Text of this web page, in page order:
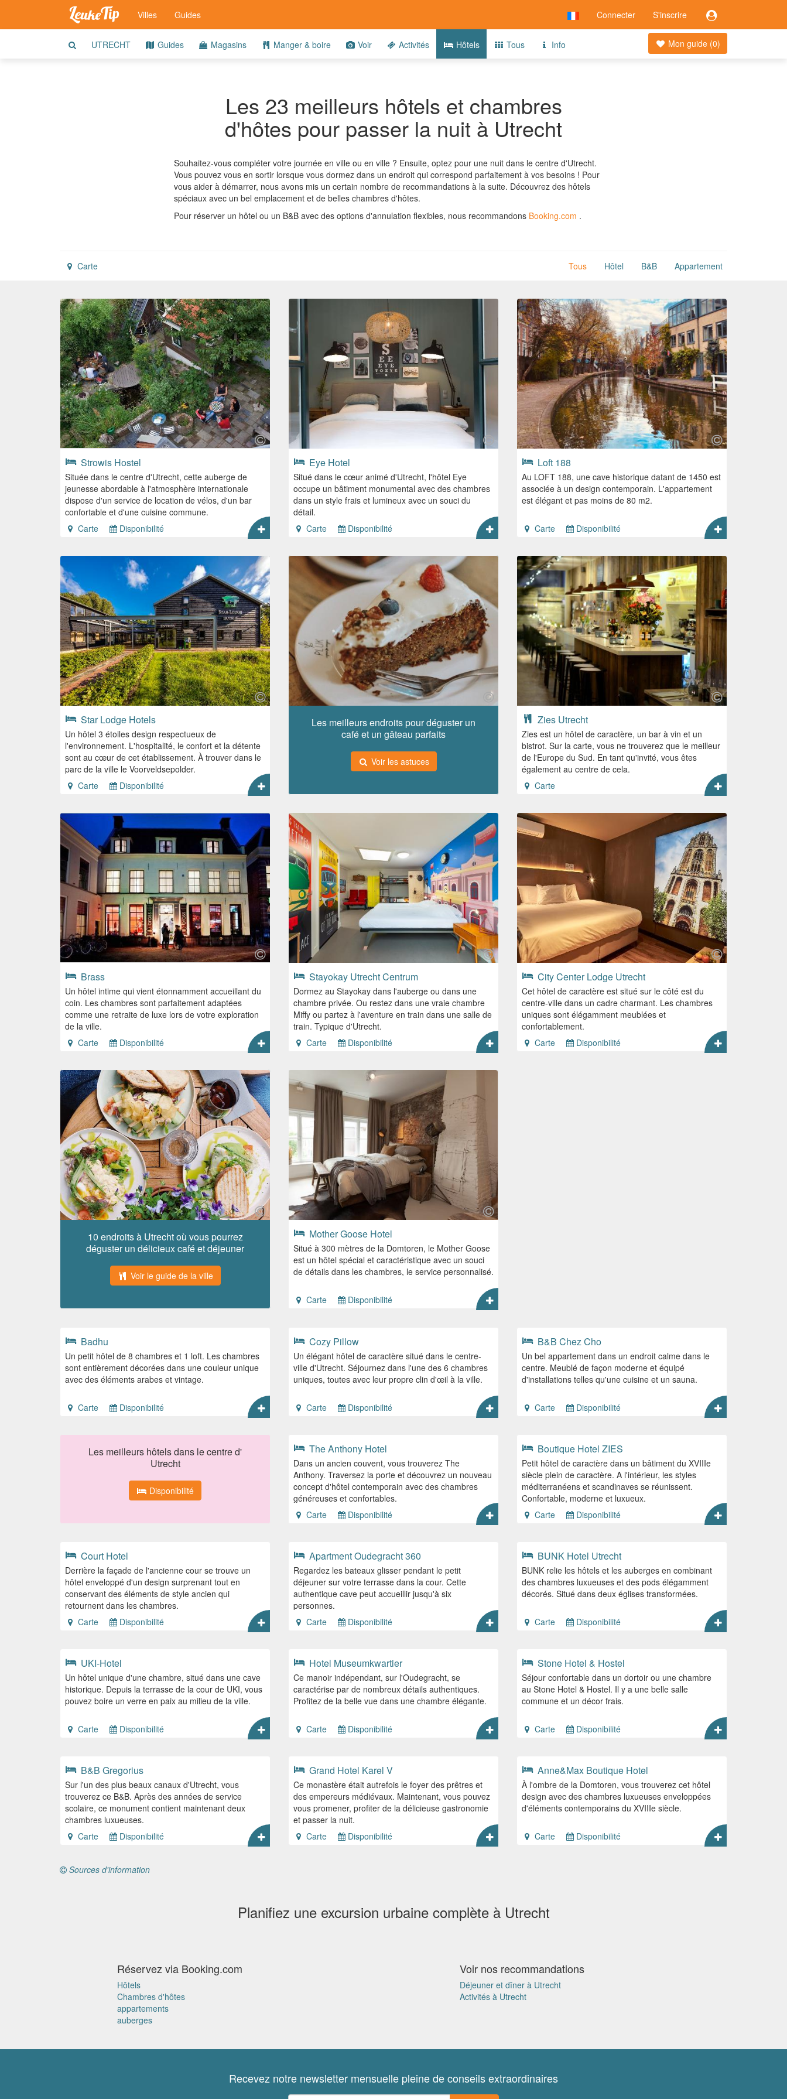
Connecter S'inscrire
Villes Guides
Mon guide (0)
UTRECHT Guides Magasins Manger & boire Voir Activités Hôtels Tous Info
Les 23 meilleurs hôtels et chambres
d'hôtes pour passer la nuit à Utrecht
Souhaitez-vous compléter votre journée en ville ou en ville ? Ensuite, optez pour une nuit dans le centre d'Utrecht.
Vous pouvez vous en sortir lorsque vous dormez dans un endroit qui correspond parfaitement à vos besoins ! Pour
vous aider à démarrer, nous avons mis un certain nombre de recommandations à la suite. Découvrez des hôtels
spéciaux avec un bel emplacement et de belles chambres d'hôtes.
Pour réserver un hôtel ou un B&B avec des options d'annulation flexibles, nous recommandons Booking.com .
Tous Hôtel B&B Appartement
Carte
Strowis Hostel
Située dans le centre d'Utrecht, cette auberge de
jeunesse abordable à l'atmosphère internationale
dispose d'un service de location de vélos, d'un bar
confortable et d'une cuisine commune.
Carte
Disponibilité
Eye Hotel
Situé dans le cœur animé d'Utrecht, l'hôtel Eye
occupe un bâtiment monumental avec des chambres
dans un style frais et lumineux avec un souci du
détail.
Carte
Disponibilité
Loft 188
Au LOFT 188, une cave historique datant de 1450 est
associée à un design contemporain. L'appartement
est élégant et pas moins de 80 m2.
Carte Disponibilité
Star Lodge Hotels
Un hôtel 3 étoiles design respectueux de
l'environnement. L'hospitalité, le confort et la détente
sont au cœur de cet établissement. À trouver dans le
parc de la ville le Voorveldsepolder.
Carte
Disponibilité
Les meilleurs endroits pour déguster un
café et un gâteau parfaits
Voir les astuces
Zies Utrecht
Zies est un hôtel de caractère, un bar à vin et un
bistrot. Sur la carte, vous ne trouverez que le meilleur
de l'Europe du Sud. En tant qu'invité, vous êtes
également au centre de cela.
Carte
Brass
Un hôtel intime qui vient étonnamment accueillant du
coin. Les chambres sont parfaitement adaptées
comme une retraite de luxe lors de votre exploration
de la ville.
Carte
Disponibilité
Stayokay Utrecht Centrum
Dormez au Stayokay dans l'auberge ou dans une
chambre privée. Ou restez dans une vraie chambre
Miffy ou partez à l'aventure en train dans une salle de
train. Typique d'Utrecht.
Carte
Disponibilité
City Center Lodge Utrecht
Cet hôtel de caractère est situé sur le côté est du
centre-ville dans un cadre charmant. Les chambres
uniques sont élégamment meublées et
confortablement.
Carte
Disponibilité
10 endroits à Utrecht où vous pourrez
déguster un délicieux café et déjeuner
Voir le guide de la ville
Mother Goose Hotel
Situé à 300 mètres de la Domtoren, le Mother Goose
est un hôtel spécial et caractéristique avec un souci
de détails dans les chambres, le service personnalisé.
Carte Disponibilité
Badhu
Un petit hôtel de 8 chambres et 1 loft. Les chambres
sont entièrement décorées dans une couleur unique
avec des éléments arabes et vintage.
Carte Disponibilité
Cozy Pillow
Un élégant hôtel de caractère situé dans le centre-
ville d'Utrecht. Séjournez dans l'une des 6 chambres
uniques, toutes avec leur propre clin d'œil à la ville.
Carte Disponibilité
B&B Chez Cho
Un bel appartement dans un endroit calme dans le
centre. Meublé de façon moderne et équipé
d'installations telles qu'une cuisine et un sauna.
Carte Disponibilité
Les meilleurs hôtels dans le centre d'
Utrecht
Disponibilité
The Anthony Hotel
Dans un ancien couvent, vous trouverez The
Anthony. Traversez la porte et découvrez un nouveau
concept d'hôtel contemporain avec des chambres
généreuses et confortables.
Carte
Disponibilité
Boutique Hotel ZIES
Petit hôtel de caractère dans un bâtiment du XVIIIe
siècle plein de caractère. A l'intérieur, les styles
méditerranéens et scandinaves se réunissent.
Confortable, moderne et luxueux.
Carte
Disponibilité
Court Hotel
Derrière la façade de l'ancienne cour se trouve un
hôtel enveloppé d'un design surprenant tout en
conservant des éléments de style ancien qui
retournent dans les chambres.
Carte
Disponibilité
Apartment Oudegracht 360
Regardez les bateaux glisser pendant le petit
déjeuner sur votre terrasse dans la cour. Cette
authentique cave peut accueillir jusqu'à six
personnes.
Carte
Disponibilité
BUNK Hotel Utrecht
BUNK relie les hôtels et les auberges en combinant
des chambres luxueuses et des pods élégamment
décorés. Situé dans deux églises transformées.
Carte Disponibilité
UKI-Hotel
Un hôtel unique d'une chambre, situé dans une cave
historique. Depuis la terrasse de la cour de UKI, vous
pouvez boire un verre en paix au milieu de la ville.
Carte Disponibilité
Hotel Museumkwartier
Ce manoir indépendant, sur l'Oudegracht, se
caractérise par de nombreux détails authentiques.
Profitez de la belle vue dans une chambre élégante.
Carte Disponibilité
Stone Hotel & Hostel
Séjour confortable dans un dortoir ou une chambre
au Stone Hotel & Hostel. Il y a une belle salle
commune et un décor frais.
Carte Disponibilité
B&B Gregorius
Sur l'un des plus beaux canaux d'Utrecht, vous
trouverez ce B&B. Après des années de service
scolaire, ce monument contient maintenant deux
chambres luxueuses.
Carte
Disponibilité
Grand Hotel Karel V
Ce monastère était autrefois le foyer des prêtres et
des empereurs médiévaux. Maintenant, vous pouvez
vous promener, profiter de la délicieuse gastronomie
et passer la nuit.
Carte
Disponibilité
Anne&Max Boutique Hotel
À l'ombre de la Domtoren, vous trouverez cet hôtel
design avec des chambres luxueuses enveloppées
d'éléments contemporains du XVIIIe siècle.
Carte Disponibilité
Sources d'information
Planifiez une excursion urbaine complète à Utrecht
Réservez via Booking.com
Hôtels
Chambres d'hôtes
appartements
auberges
Voir nos recommandations
Déjeuner et dîner à Utrecht
Activités à Utrecht
Recevez notre newsletter mensuelle pleine de conseils extraordinaires